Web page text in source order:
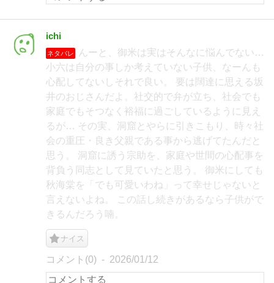
ichi
ネタバレ
んーと、御米は実はそんなに悩んでない…
小六は自分の事しか考えていない子供、なーんも
心配してないしそれで良い。 要は闊達に思える坂
井のおじさんだよ。社交的で弁が立ち、社会でも
家庭でもそつなく裕福に過ごしているように見え
るが… その実、洞窟とやらに引きこもり、時々社
会の重圧・良き父親である事から逃げてたんだと
思う。 洞窟に誘う宗助を、家庭や世間の心配事を
背負う同志として見ていたと思う。 御米にしても
秋海棠を「でも可愛いわね」って幸せじゃないと
言えないよね。 この話し続きがあるなら子供がで
きるんだろう喃。
ナイス
コメント(0) 2026/01/12